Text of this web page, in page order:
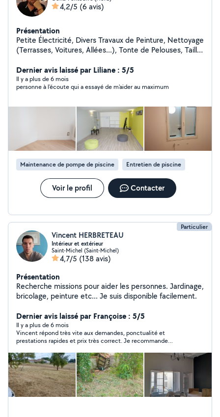
4,2/5 (6 avis)
Présentation
Petite Électricité, Divers Travaux de Peinture, Nettoyage
(Terrasses, Voitures, Allées...), Tonte de Pelouses, Taille
Livraison de Courses, Assistance Informatique, etc...
Dernier avis laissé par Liliane : 5/5
Il y a plus de 6 mois
personne à l'écoute qui a essayé de m'aider au maximum
Maintenance de pompe de piscine Entretien de piscine
Voir le profil Contacter
Particulier
Vincent HERBRETEAU
Intérieur et extérieur
Saint-Michel (Saint-Michel)
4,7/5 (138 avis)
Présentation
Recherche missions pour aider les personnes. Jardinage,
bricolage, peinture etc... Je suis disponible facilement.
Dernier avis laissé par Françoise : 5/5
Il y a plus de 6 mois
Vincent répond très vite aux demandes, ponctualité et
prestations rapides et prix très correct. Je recommande